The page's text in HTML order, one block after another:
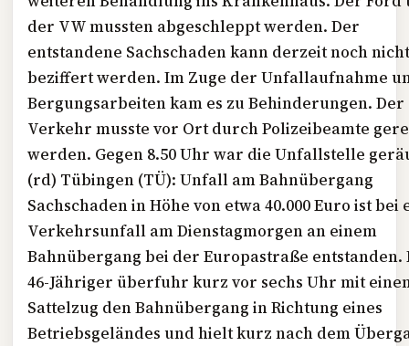
der VWmussten abgeschleppt werden. Der
entstandene Sachschaden kann derzeit noch
beziffert werden. Im Zuge der Unfallaufnahme
Bergungsarbeiten kam es zu Behinderungen. Der
Verkehr musste vor Ort durch Polizeibeamte
werden. Gegen 8.50 Uhr war die Unfallstelle
(rd) Tübingen (TÜ): Unfall am Bahnübergang
Sachschaden in Höhe von etwa 40.000 Euro ist bei
Verkehrsunfall am Dienstagmorgen an einem
Bahnübergang bei der Europastraße entstanden.
46-Jähriger überfuhr kurz vor sechs Uhr mit
Sattelzug den Bahnübergang in Richtung eines
Betriebsgeländes und hielt kurz nach dem